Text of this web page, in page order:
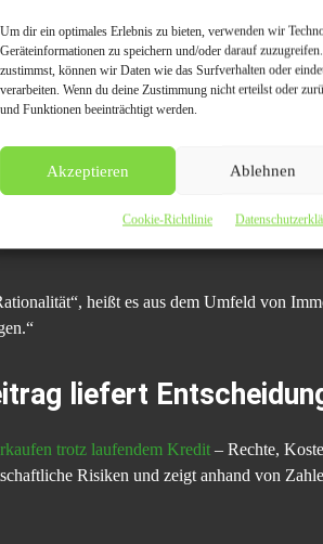
Um dir ein optimales Erlebnis zu bieten, verwenden wir
Geräteinformationen zu speichern und/oder darauf
zustimmst, können wir Daten wie das Surfverhalten oder
verarbeiten. Wenn du deine Zustimmung nicht erteilst oder
und Funktionen beeinträchtigt werden.
Akzeptieren Ablehnen
Cookie-Richtlinie
jedoch eine realistische Bewertung an
Verkäufen.
Trend
sondern von einem strukturellen
Banken reagieren pragmatischer als in
heißt es aus dem Umfeld von
liefert
trotz laufendem Kredit – Rechte,
Risiken und zeigt anhand von